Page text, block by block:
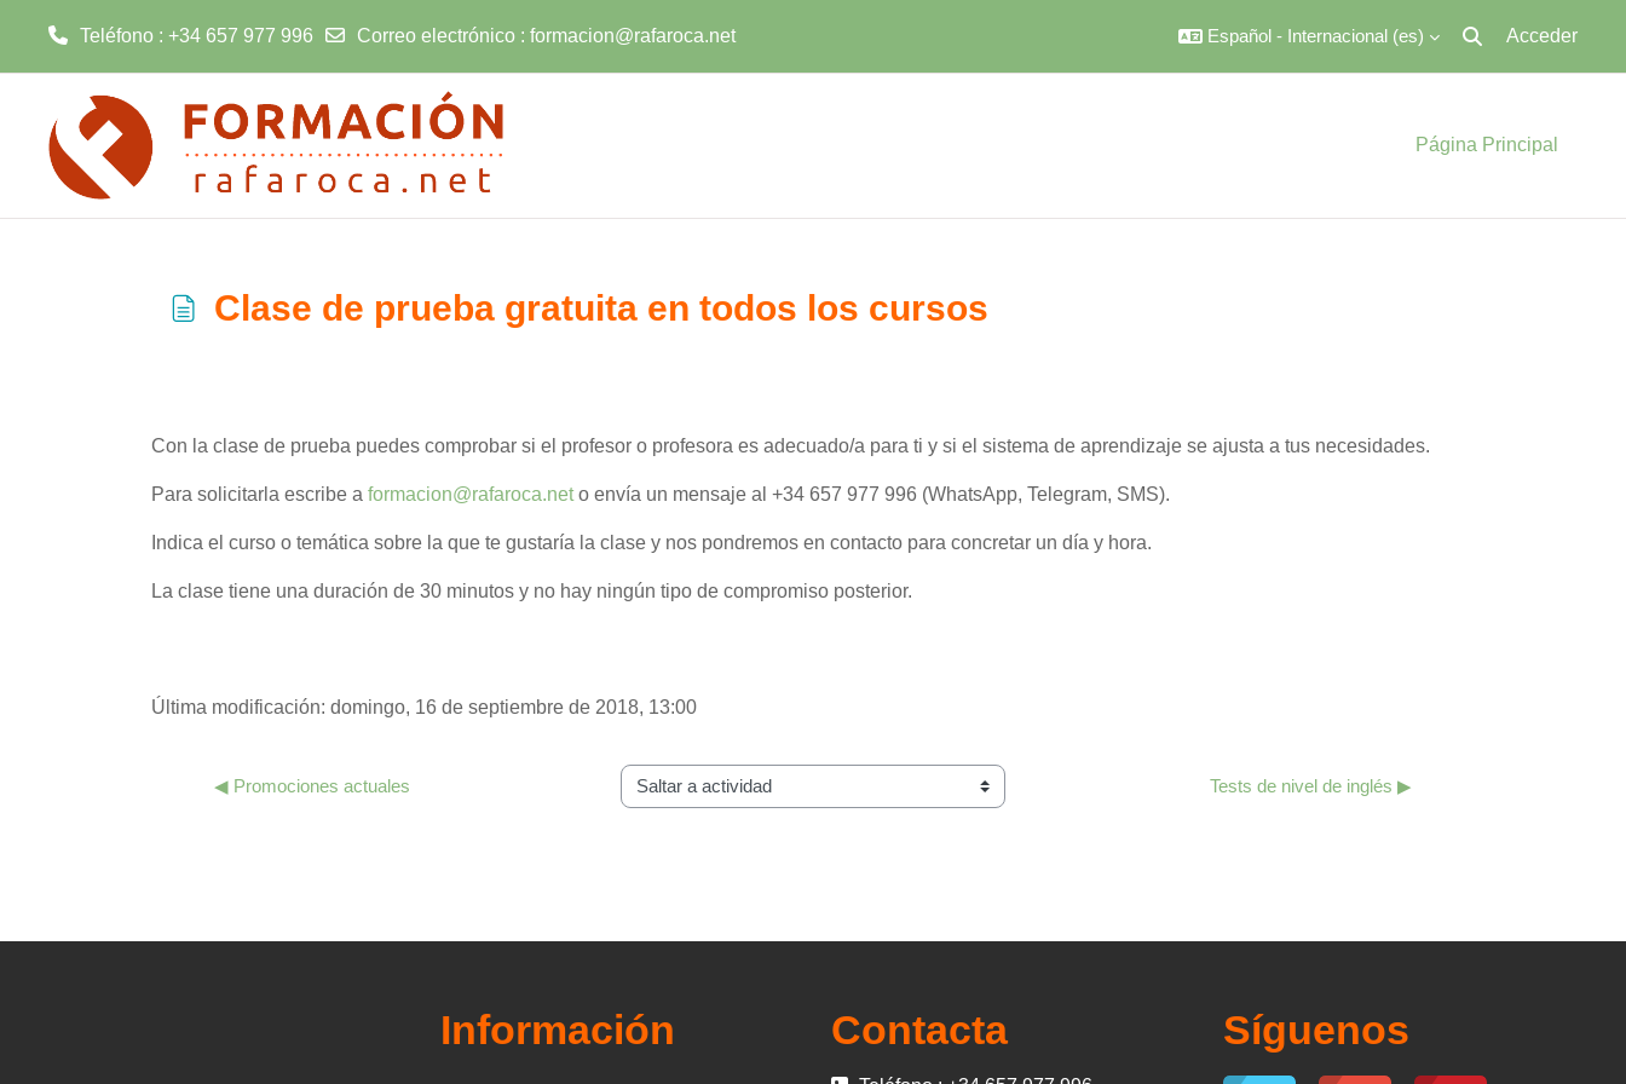
Teléfono : +34 657 977 996 Correo electrónico : formacion@rafaroca.net Español - Internacional ‎(es)‎
Selector de
Acceder
Página Principal
Clase de prueba gratuita en todos los cursos
Con la clase de prueba puedes comprobar si el profesor o profesora es adecuado/a para ti y si el sistema de aprendizaje se ajusta a tus necesidades.
Para solicitarla escribe a formacion@rafaroca.neto envía un mensaje al +34 657 977 996 (WhatsApp, Telegram, SMS).
Indica el curso o temática sobre la que te gustaría la clase y nos pondremos en contacto para concretar un día y hora.
La clase tiene una duración de 30 minutos y no hay ningún tipo de compromiso posterior.
Última modificación: domingo, 16 de septiembre de 2018, 13:00
◀︎ Promociones actuales
Saltar a actividad
Tests de nivel de inglés ▶︎
Información Contacta Síguenos